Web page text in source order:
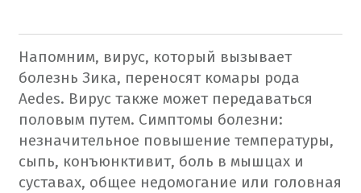
Напомним, вирус, который вызывает
болезнь Зика, переносят комары рода
Aedes. Вирус также может передаваться
половым путем. Симптомы болезни:
незначительное повышение температуры,
сыпь, конъюнктивит, боль в мышцах и
суставах, общее недомогание или головная